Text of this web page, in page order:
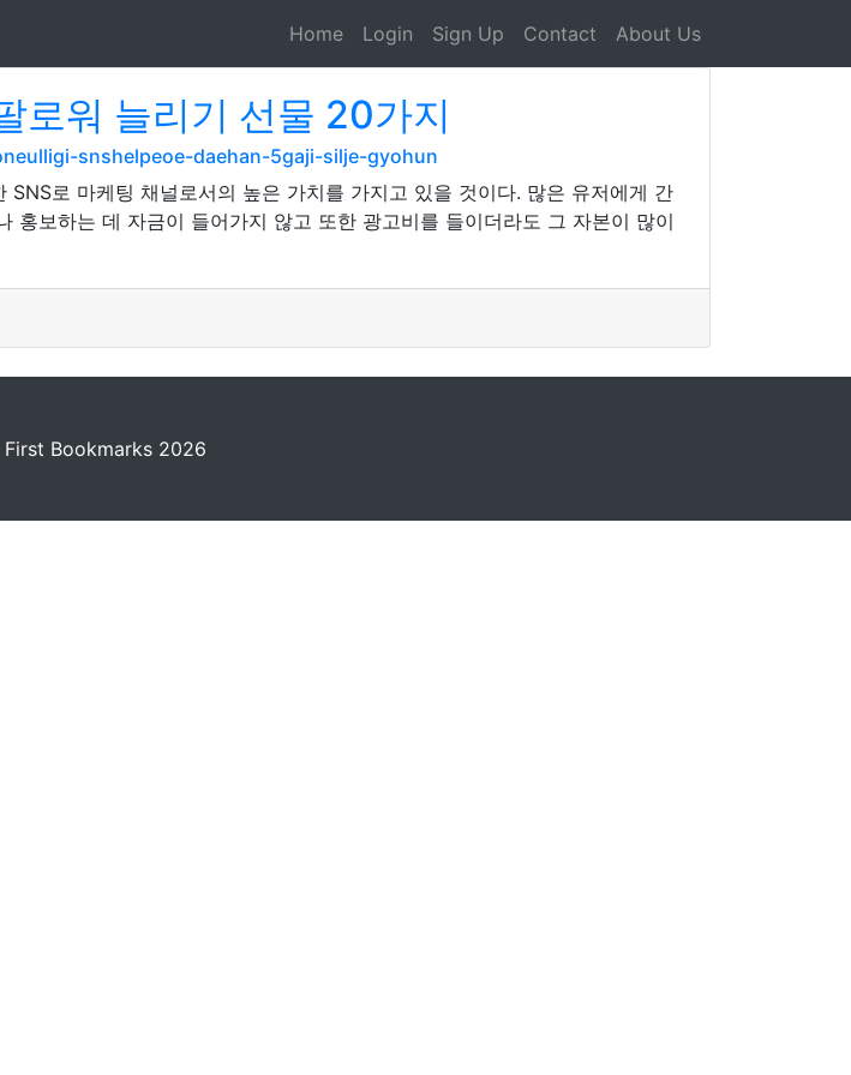
Home Login Sign Up Contact About Us
로워 늘리기 선물 20가지
snshelpeoe-daehan-5gaji-silje-gyohun
로 마케팅 채널로서의 높은 가치를 가지고 있을 것이다. 많은 유저에게 간
홍보하는 데 자금이 들어가지 않고 또한 광고비를 들이더라도 그 자본이 많이
Bookmarks 2026